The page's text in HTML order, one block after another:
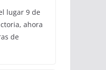
lugar 9 de
ahora
de